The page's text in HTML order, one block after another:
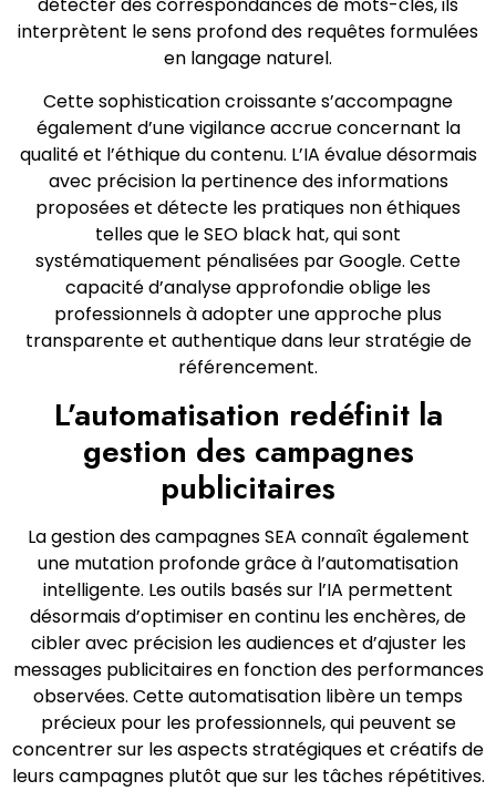
détecter des correspondances de mots-clés, ils
interprètent le sens profond des requêtes formulées
en langage naturel.
Cette sophistication croissante s’accompagne
également d’une vigilance accrue concernant la
qualité et l’éthique du contenu. L’IA évalue désormais
avec précision la pertinence des informations
proposées et détecte les pratiques non éthiques
telles que le SEO black hat, qui sont
systématiquement pénalisées par Google. Cette
capacité d’analyse approfondie oblige les
professionnels à adopter une approche plus
transparente et authentique dans leur stratégie de
référencement.
L’automatisation redéfinit la
gestion des campagnes
publicitaires
La gestion des campagnes SEA connaît également
une mutation profonde grâce à l’automatisation
intelligente. Les outils basés sur l’IA permettent
désormais d’optimiser en continu les enchères, de
cibler avec précision les audiences et d’ajuster les
messages publicitaires en fonction des performances
observées. Cette automatisation libère un temps
précieux pour les professionnels, qui peuvent se
concentrer sur les aspects stratégiques et créatifs de
leurs campagnes plutôt que sur les tâches répétitives.